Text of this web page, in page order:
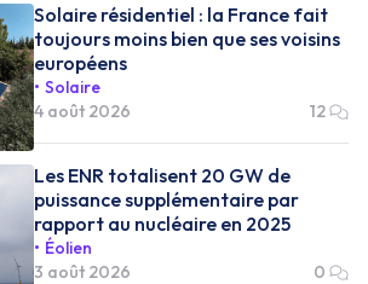
Solaire résidentiel : la France fait
toujours moins bien que ses voisins
européens
Solaire
4 août 2026
12
Les ENR totalisent 20 GW de
puissance supplémentaire par
rapport au nucléaire en 2025
Éolien
3 août 2026
0